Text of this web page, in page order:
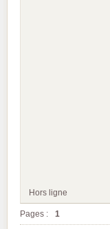
Hors ligne
Pages : 1